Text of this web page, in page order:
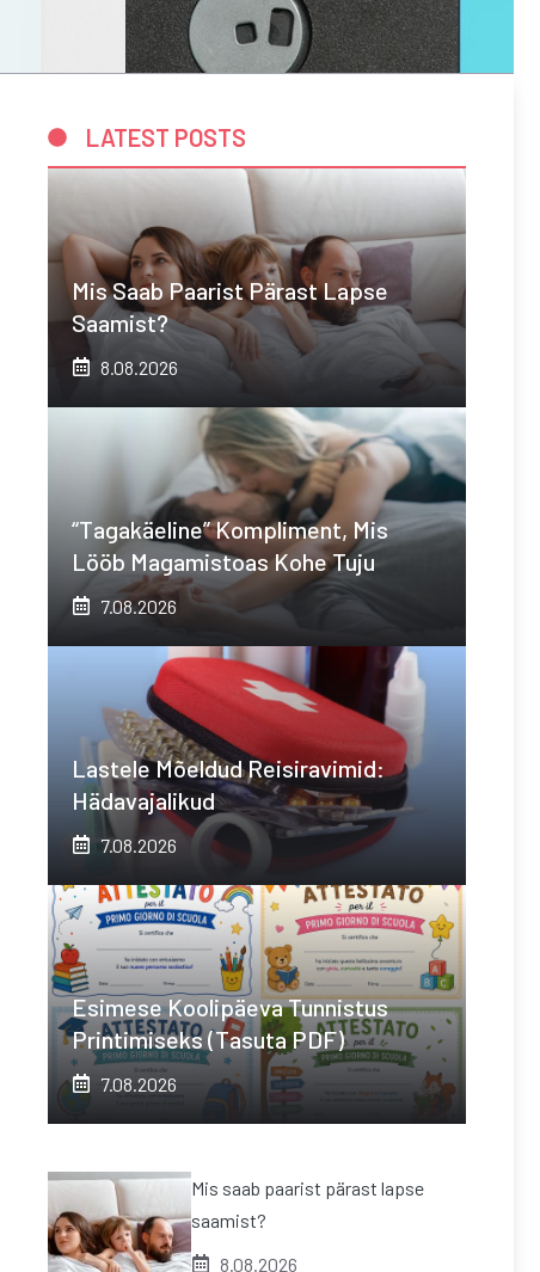
LATEST POSTS
Mis Saab Paarist Pärast Lapse
Saamist?
8.08.2026
“Tagakäeline” Kompliment, Mis
Lööb Magamistoas Kohe Tuju
7.08.2026
Lastele Mõeldud Reisiravimid:
Hädavajalikud
7.08.2026
Esimese Koolipäeva Tunnistus
Printimiseks (tasuta PDF)
7.08.2026
Mis saab paarist pärast lapse
saamist?
8.08.2026